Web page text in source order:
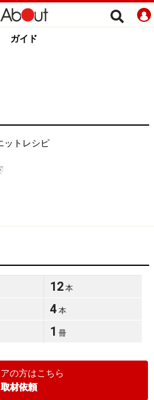
ガイド
ットレシピ
12 本
4 本
1 冊
の方はこちら
取材依頼